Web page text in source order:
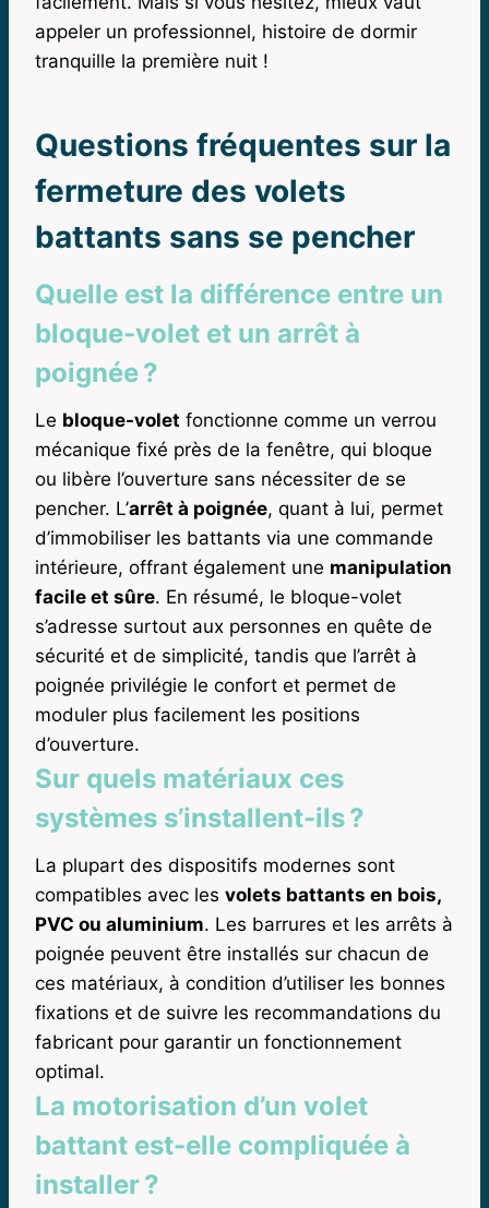
appeler un professionnel, histoire de dormir
tranquille la première nuit !
Questions fréquentes sur la
fermeture des volets
battants sans se pencher
Quelle est la différence entre un
bloque-volet et un arrêt à
poignée ?
Le bloque-volet fonctionne comme un verrou
mécanique fixé près de la fenêtre, qui bloque
ou libère l’ouverture sans nécessiter de se
pencher. L’arrêt à poignée, quant à lui, permet
d’immobiliser les battants via une commande
intérieure, offrant également une manipulation
facile et sûre. En résumé, le bloque-volet
s’adresse surtout aux personnes en quête de
sécurité et de simplicité, tandis que l’arrêt à
poignée privilégie le confort et permet de
moduler plus facilement les positions
d’ouverture.
Sur quels matériaux ces
systèmes s’installent-ils ?
La plupart des dispositifs modernes sont
compatibles avec les volets battants en bois,
PVC ou aluminium. Les barrures et les arrêts à
poignée peuvent être installés sur chacun de
ces matériaux, à condition d’utiliser les bonnes
fixations et de suivre les recommandations du
fabricant pour garantir un fonctionnement
optimal.
La motorisation d’un volet
battant est-elle compliquée à
installer ?